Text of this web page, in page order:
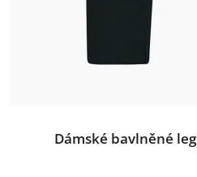
Dámské bavlněné